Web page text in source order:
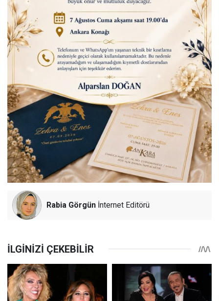
Rabia Görgün İnternet Editörü